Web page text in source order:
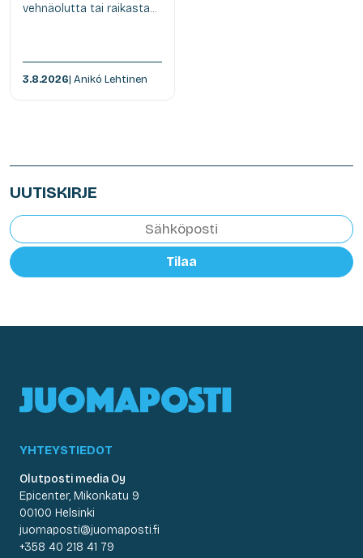
vehnäolutta tai raikasta...
3.8.2026| Anikó Lehtinen
UUTISKIRJE
Tilaa
YHTEYSTIEDOT
Olutposti media Oy
Epicenter, Mikonkatu 9
00100 Helsinki
juomaposti@juomaposti.fi
+358 40 218 41 79